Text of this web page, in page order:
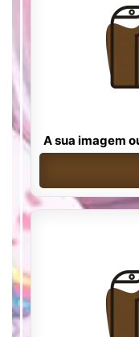
A sua imagem